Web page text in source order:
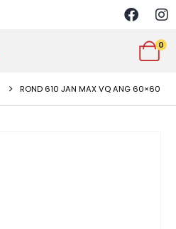
0
ROND 610 JAN MAX VQ ANG 60×60